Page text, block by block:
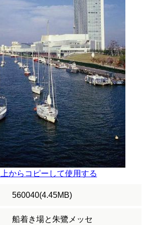
からコピーして使用する
560040(4.45MB)
船着き場と朱鷺メッセ